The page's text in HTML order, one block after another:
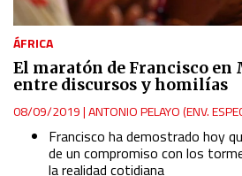
ÁFRICA
El maratón de Francisco en
entre discursos y homilías
08/09/2019|ANTONIO PELAYO (ENV.
Francisco ha demostrado hoy
de un compromiso con los
la realidad cotidiana